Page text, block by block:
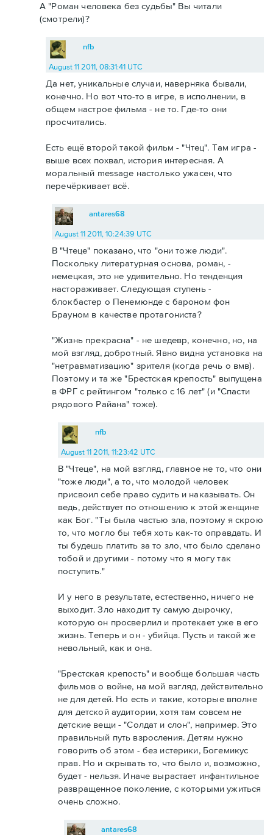
А "Роман человека без судьбы" Вы читали
(смотрели)?
nfb
August 11 2011, 08:31:41 UTC
Да нет, уникальные случаи, наверняка бывали,
конечно. Но вот что-то в игре, в исполнении, в
общем настрое фильма - не то. Где-то они
просчитались.
Есть ещё второй такой фильм - "Чтец". Там игра -
выше всех похвал, история интересная. А
моральный message настолько ужасен, что
перечёркивает всё.
antares68
August 11 2011, 10:24:39 UTC
В "Чтеце" показано, что "они тоже люди".
Поскольку литературная основа, роман, -
немецкая, это не удивительно. Но тенденция
настораживает. Следующая ступень -
блокбастер о Пенемюнде с бароном фон
Брауном в качестве протагониста?
"Жизнь прекрасна" - не шедевр, конечно, но, на
мой взгляд, добротный. Явно видна установка на
"нетравматизацию" зрителя (когда речь о вмв).
Поэтому и та же "Брестская крепость" выпущена
в ФРГ с рейтингом "только с 16 лет" (и "Спасти
рядового Райана" тоже).
nfb
August 11 2011, 11:23:42 UTC
В "Чтеце", на мой взгляд, главное не то, что они
"тоже люди", а то, что молодой человек
присвоил себе право судить и наказывать. Он
ведь, действует по отношению к этой женщине
как Бог. "Ты была частью зла, поэтому я скрою
то, что могло бы тебя хоть как-то оправдать. И
ты будешь платить за то зло, что было сделано
тобой и другими - потому что я могу так
поступить."
И у него в результате, естественно, ничего не
выходит. Зло находит ту самую дырочку,
которую он просверлил и протекает уже в его
жизнь. Теперь и он - убийца. Пусть и такой же
невольный, как и она.
"Брестская крепость" и вообще большая часть
фильмов о войне, на мой взгляд, действительно
не для детей. Но есть и такие, которые вполне
для детской аудитории, хотя там совсем не
детские вещи - "Солдат и слон", например. Это
правильный путь взросления. Детям нужно
говорить об этом - без истерики, Богемикус
прав. Но и скрывать то, что было и, возможно,
будет - нельзя. Иначе вырастает инфантильное
развращенное поколение, с которыми ужиться
очень сложно.
antares68